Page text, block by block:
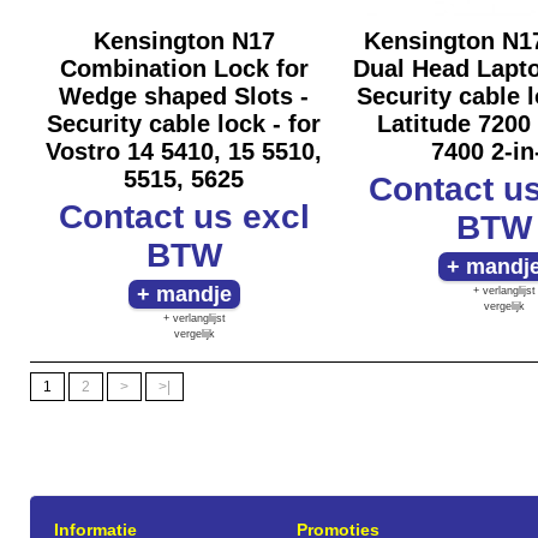
Kensington N17
Combination Lock for
Wedge shaped Slots -
Security cable lock - for
Vostro 14 5410, 15 5510,
5515, 5625
Contact us excl
BTW
+ verlanglijst
vergelijk
Kensington
Dual Head
Security cable
Latitude 7200
7400 2-
Contact
BTW
+ verlanglijst
vergelijk
1 2 > >|
Informatie Promoties